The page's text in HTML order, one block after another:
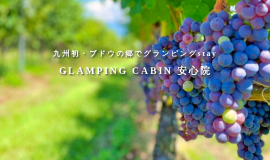
九州初・ブドウの郷でグランピングstay
GLAMPING CABIN 安心院